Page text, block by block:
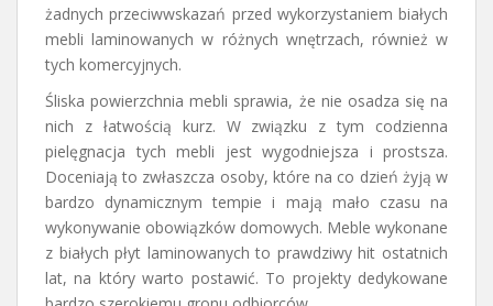
żadnych przeciwwskazań przed wykorzystaniem białych
mebli laminowanych w różnych wnętrzach, również w
tych komercyjnych.
Śliska powierzchnia mebli sprawia, że nie osadza się na
nich z łatwością kurz. W związku z tym codzienna
pielęgnacja tych mebli jest wygodniejsza i prostsza.
Doceniają to zwłaszcza osoby, które na co dzień żyją w
bardzo dynamicznym tempie i mają mało czasu na
wykonywanie obowiązków domowych. Meble wykonane
z białych płyt laminowanych to prawdziwy hit ostatnich
lat, na który warto postawić. To projekty dedykowane